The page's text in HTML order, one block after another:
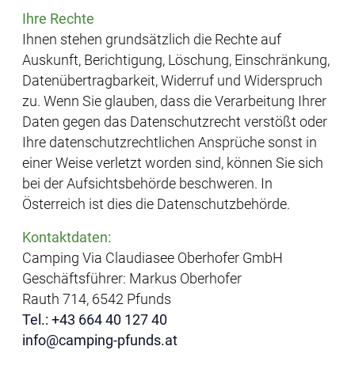
Ihre Rechte
Ihnen stehen grundsätzlich die Rechte auf
Auskunft, Berichtigung, Löschung, Einschränkung,
Datenübertragbarkeit, Widerruf und Widerspruch
zu. Wenn Sie glauben, dass die Verarbeitung Ihrer
Daten gegen das Datenschutzrecht verstößt oder
Ihre datenschutzrechtlichen Ansprüche sonst in
einer Weise verletzt worden sind, können Sie sich
bei der Aufsichtsbehörde beschweren. In
Österreich ist dies die Datenschutzbehörde.
Kontaktdaten:
Camping Via Claudiasee Oberhofer GmbH
Geschäftsführer: Markus Oberhofer
Rauth 714, 6542 Pfunds
Tel.: +43 664 40 127 40
info@camping-pfunds.at